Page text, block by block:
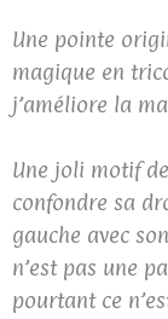
Une pointe
magique en
j’améliore la
Une joli motif
confondre sa
gauche avec
n’est pas une
pourtant ce